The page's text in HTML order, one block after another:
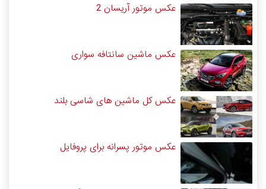
عکس موتور آریسان 2
عکس ماشین سانتافه سواری
عکس کل ماشین های شاسی بلند
عکس موتور پسرانه برای پروفایل